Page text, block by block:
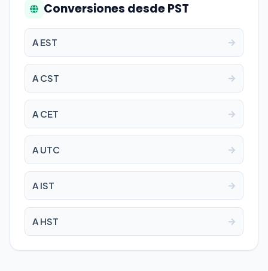
Conversiones desde PST
A EST
A CST
A CET
A UTC
A IST
A HST